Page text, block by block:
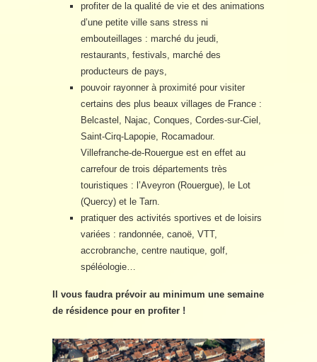
profiter de la qualité de vie et des animations
d’une petite ville sans stress ni
embouteillages : marché du jeudi,
restaurants, festivals, marché des
producteurs de pays,
pouvoir rayonner à proximité pour visiter
certains des plus beaux villages de France :
Belcastel, Najac, Conques, Cordes-sur-Ciel,
Saint-Cirq-Lapopie, Rocamadour.
Villefranche-de-Rouergue est en effet au
carrefour de trois départements très
touristiques : l’Aveyron (Rouergue), le Lot
(Quercy) et le Tarn.
pratiquer des activités sportives et de loisirs
variées : randonnée, canoë, VTT,
accrobranche, centre nautique, golf,
spéléologie…
Il vous faudra prévoir au minimum une semaine
de résidence pour en profiter !